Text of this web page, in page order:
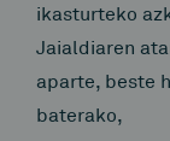
ikasturteko
Jaialdiaren
aparte, beste
baterako,